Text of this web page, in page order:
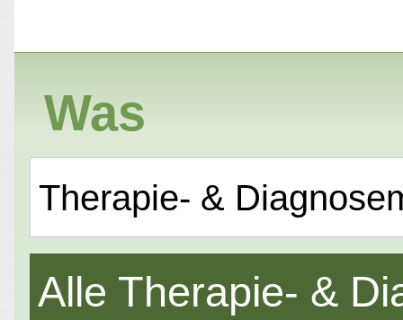
Was
Therapie- &
Alle Therapie- &